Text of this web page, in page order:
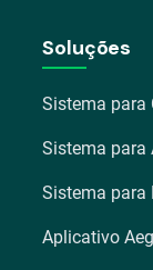
Soluções
Sistema para
Sistema para
Sistema para
Aplicativo